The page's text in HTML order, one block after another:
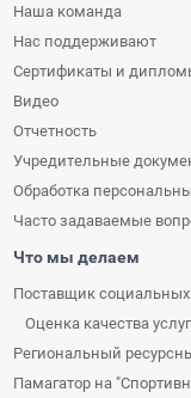
Наша команда
Нас поддерживают
Сертификаты и
Видео
Отчетность
Учредительные
Обработка
Часто задаваемые
Что мы делаем
Поставщик социальных
Оценка качества услуг
Региональный
Памагатор на